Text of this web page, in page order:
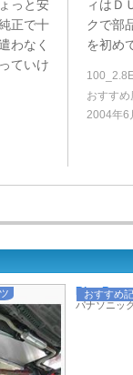
っと安
正で十
わなく
ていけ
ィはＤ
クで部
を初め
おすすめ
2004年6
おすすめ
Blue
パナソニッ